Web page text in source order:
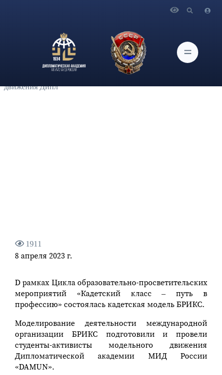
мероприятий «Кадетский класс – путь в профессию»
состоялась кадетская модель БРИКС. Моделирование
деятельности международной организации БРИКС
подготовили и провели студенты-активисты модельного
движения Дипл
1911
8 апреля 2023 г.
D рамках Цикла образовательно-просветительских
мероприятий «Кадетский класс – путь в
профессию» состоялась кадетская модель БРИКС.
Моделирование деятельности международной
организации БРИКС подготовили и провели
студенты-активисты модельного движения
Дипломатической академии МИД России
«DAMUN».